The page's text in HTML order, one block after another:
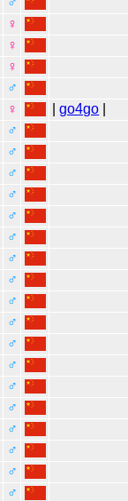
♀
♀
♀
♂
♀ |go4go
♂
♂
♂
♂
♂
♂
♂
♂
♂
♂
♂
♂
♂
♂
♂
♂
♂
♂